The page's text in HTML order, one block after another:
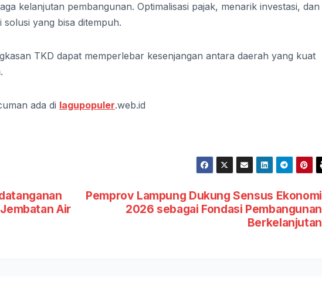
kelanjutan pembangunan. Optimalisasi pajak, menarik investasi, dan
solusi yang bisa ditempuh.
TKD dapat memperlebar kesenjangan antara daerah yang kuat
ada di lagupopuler.web.id
Pemprov Lampung Dukung Sensus Ekonomi
2026 sebagai Fondasi Pembangunan
Berkelanjutan
Air